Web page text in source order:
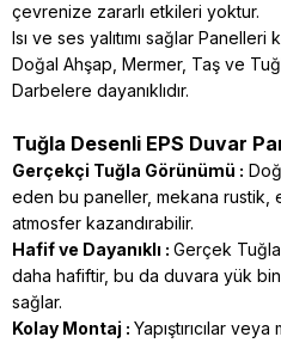
çevrenize zararlı etkileri yoktur.
Isı ve ses yalıtımı sağlar
Doğal Ahşap, Mermer, Taş ve
Darbelere dayanıklıdır.
Tuğla Desenli EPS Duvar
Gerçekçi Tuğla Görünümü :
eden bu paneller, mekana rustik,
atmosfer kazandırabilir.
Hafif ve Dayanıklı : Gerçek
daha hafiftir, bu da duvara yük
sağlar.
Kolay Montaj : Yapıştırıcılar